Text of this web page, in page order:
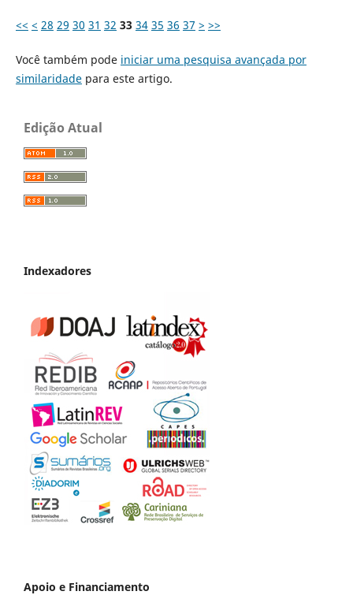
<< < 28 29 30 31 32 33 34 35 36 37 > >>
Você também pode iniciar uma pesquisa avançada por
similaridadepara este artigo.
Edição Atual
Indexadores
Apoio e Financiamento